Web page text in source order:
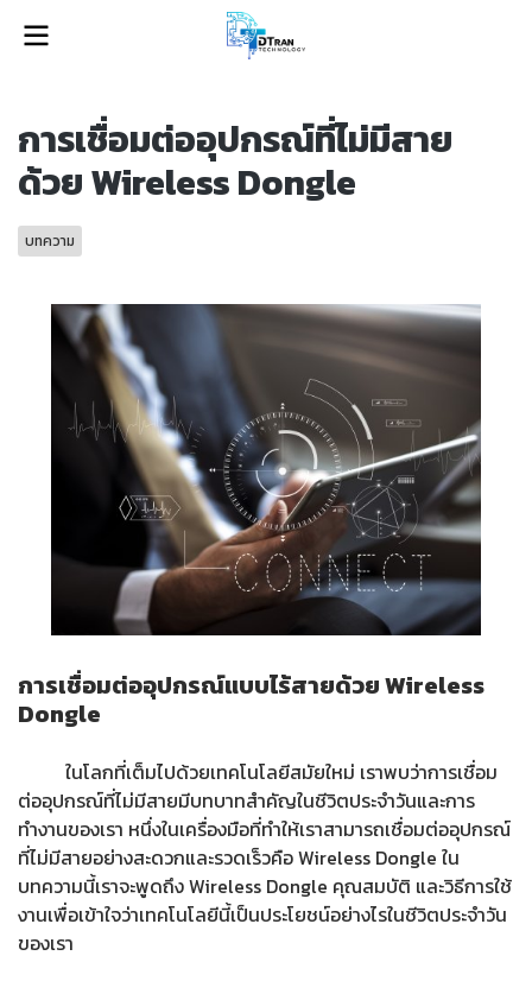
การเชื่อมต่ออุปกรณ์ที่ไม่มีสาย
ด้วย Wireless Dongle
บทความ
การเชื่อมต่ออุปกรณ์แบบไร้สายด้วย Wireless
Dongle
ในโลกที่เต็มไปด้วยเทคโนโลยีสมัยใหม่ เราพบว่าการเชื่อม
ต่ออุปกรณ์ที่ไม่มีสายมีบทบาทสำคัญในชีวิตประจำวันและการ
ทำงานของเรา หนึ่งในเครื่องมือที่ทำให้เราสามารถเชื่อมต่ออุปกรณ์
ที่ไม่มีสายอย่างสะดวกและรวดเร็วคือ Wireless Dongle ใน
บทความนี้เราจะพูดถึง Wireless Dongle คุณสมบัติ และวิธีการใช้
งานเพื่อเข้าใจว่าเทคโนโลยีนี้เป็นประโยชน์อย่างไรในชีวิตประจำวัน
ของเรา